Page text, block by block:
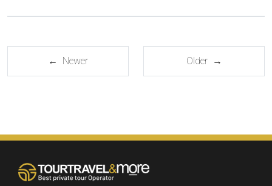
← Newer Older →